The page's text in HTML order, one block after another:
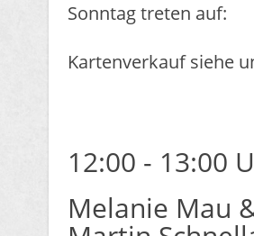
Sonntag treten auf:
Kartenverkauf siehe
12:00 - 13:00
Melanie Mau